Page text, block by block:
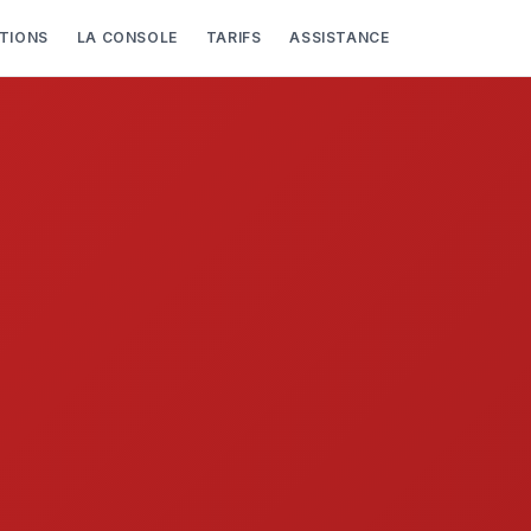
LA CONSOLE TARIFS ASSISTANCE